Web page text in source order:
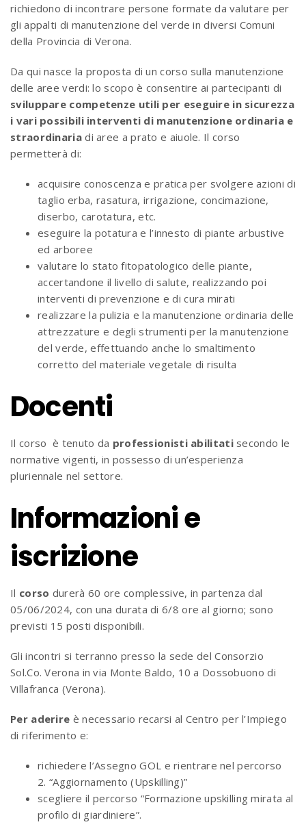
richiedono di incontrare persone formate da valutare per
gli appalti di manutenzione del verde in diversi Comuni
della Provincia di Verona.
Da qui nasce la proposta di un corso sulla manutenzione
delle aree verdi: lo scopo è consentire ai partecipanti di
sviluppare competenze utili per eseguire in sicurezza
i vari possibili interventi di manutenzione ordinaria e
straordinariadi aree a prato e aiuole. Il corso
permetterà di:
acquisire conoscenza e pratica per svolgere azioni di
taglio erba, rasatura, irrigazione, concimazione,
diserbo, carotatura, etc.
eseguire la potatura e l’innesto di piante arbustive
ed arboree
valutare lo stato fitopatologico delle piante,
accertandone il livello di salute, realizzando poi
interventi di prevenzione e di cura mirati
realizzare la pulizia e la manutenzione ordinaria delle
attrezzature e degli strumenti per la manutenzione
del verde, effettuando anche lo smaltimento
corretto del materiale vegetale di risulta
Docenti
Il corso è tenuto da professionistiabilitatisecondo le
normative vigenti, in possesso di un’esperienza
pluriennale nel settore.
Informazioni e
iscrizione
Il corso durerà 60 ore complessive, in partenza dal
05/06/2024, con una durata di 6/8 ore al giorno; sono
previsti 15 posti disponibili.
Gli incontri si terranno presso la sede del Consorzio
Sol.Co. Verona in via Monte Baldo, 10 a Dossobuono di
Villafranca (Verona).
Per aderire è necessario recarsi al Centro per l’Impiego
di riferimento e:
richiedere l’Assegno GOL e rientrare nel percorso
2. “Aggiornamento (Upskilling)”
scegliere il percorso “Formazione upskilling mirata al
profilo di giardiniere”.